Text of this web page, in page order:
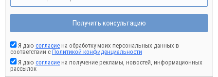
Получить консультацию
Я даю согласие на обработку моих персональных данных в
соответствии с Политикой конфиденциальности
Я даю согласие на получение рекламы, новостей, информационных
рассылок